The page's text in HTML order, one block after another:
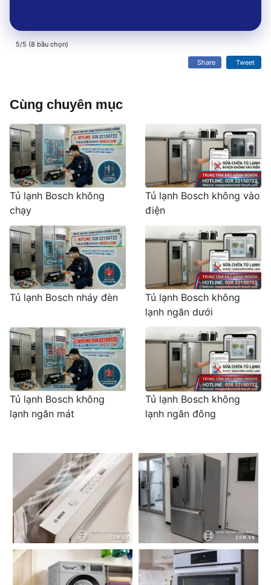
5/5 (8 bầu chọn)
Share Tweet
Cùng chuyên mục
Tủ lạnh Bosch không
chạy
Tủ lạnh Bosch không vào
điện
Tủ lạnh Bosch nháy đèn
Tủ lạnh Bosch không
lạnh ngăn dưới
Tủ lạnh Bosch không
lạnh ngăn mát
Tủ lạnh Bosch không
lạnh ngăn đông